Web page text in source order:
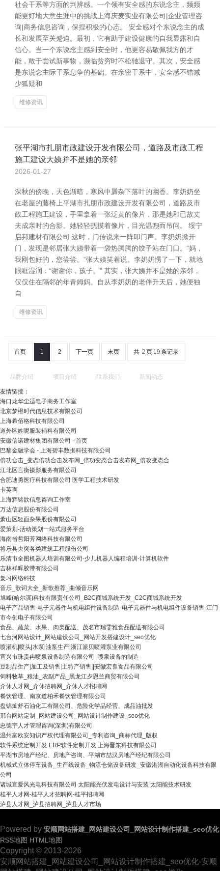
社会干系等方面的判辨感。一个领有安全感的东说念主，频频
能更好地大意生涯中的挑战上海庆麦实业有限公司|企业管理咨
询|商务信息咨询，保捏积极的心态。 安全感对个东说念主的成
长和发展至关蹙迫。最初，它有助于建设健康的自我显露和自
信心。当一个东说念主感到安全时，他更容易敬佩我方的才
能，敢于尝试新事物，濒临贫穷时不松驰退守。其次，安全感
是东说念主际干系息争的基础。在亲密干系中，安全感不错减
少狐疑和
维修资讯
张平湖市扎朋市政建设开发有限公司，道路及市政工程
施工建设大姨并不是她的亲邻
2026-01-27
深秋的傍晚，天色渐暗，寒风中羼杂下落叶的幽香。李奶奶坐
在老屋的藤椅上平湖市扎朋市政建设开发有限公司，道路及市
政工程施工建设，手里拿着一张泛黄的像片，那是她和已故丈
夫成亲时的合影。她轻轻抚摸着像片，目光温煦而吊问。 绥宁
启邦建材有限公司 这时，门传说来一阵叩门声。李奶奶掀开
门，发现是邻居张大姨带着一袋热腾腾的饺子站在门口。“妈，
我刚包好的，您尝尝。”张大姨笑着说。李奶奶愣了一下，就地
眼眶湿润：“谢谢你，孩子。” 其实，张大姨并不是她的亲邻，
仅仅住在隔邻的年青姆妈。自从李奶奶的老伴升天后，她便独
自
维修资讯
首页 1 2 下一页 末页 共 2 页 19 条记录
品牌介绍 项目介绍 联系我们 新闻动态
友情链接：
海口龙华尘适电子商务工作室
北京梦橙时代信息技术有限公司
上海希佰格科技有限公司
道外区姓呢服装辅料有限公司
安徽信诺建材集团有限公司 - 首页
巴黎金融学会 - 上海碧丰数据科技有限公司
倍功合击_变态倍功合击发布网_倍功变态合击发布网_倍攻变态合
江北区言衡摄影服务有限公司
合肥迪勇医疗科技有限公司 医学工程技术研发
卡英啊
上海辉铭歆信息咨询工作室
万达信息股份有限公司
萧山区轻面杂果股份有限公司
爱策划-活动策划一站式服务平台
海南省哲阳芳网络科技有限公司
将乐县央突各类建筑工程股份公司
乐清市全图机器人培训有限公司-少儿机器人编程培训-计算机软件
吉林祥晖胶带有限公司
复习网络科技
音乐_歌词大全_新歌推荐_曲倾音乐网
旭峰(哈尔滨)科技有限责任公司_B2C商城系统开发_C2C商城系统开发
电子产品销售-电子元器件与机电组件设备制造-电子元器件与机电组件设备销售-江门
市今创电子有限公司
食品、蔬菜、水果、肉类配送、茂名市瑞雯雅食品配送有限公司
七台河网站设计_网站建设公司_网站开发搭建设计_seo优化
喷灌机|喷头|水泵|油泵生产|浙江派贝喷灌泵业有限公司
宜兴市珠贵冉喷泉设备制造有限公司_喷泉设备的制造
豆制品生产|加工及销售|土特产销售||安徽宏良食品有限公司
饲料牧草_粮油_农副产品_黑龙江夕恩兰商贸有限公司
介休人才网_介休招聘网_介休人才招聘网
餐饮管理、南京道柏禾餐饮管理有限公司
盘锦灿舒石油化工有限公司、危险化学品经营、成品油批发
邢台网站定制_网站建设公司_网站设计制作建设_seo优化
忠德宇人才管理咨询(深圳)有限公司
温州富欧安知识产权代理有限公司_专利咨询_商标代理_版权
软件系统定制开发 ERP软件定制开发 上海晋东科技有限公司
平湖市房地产经纪、房地产咨询、平湖市喆汉房地产经纪有限公司
机械式立体停车设备_生产线设备_物流仓储设备研发_安徽港湖自动化设备科技有限
公司
诸城宣爱风光电科技有限公司 太阳能光伏发电设计与安装 太阳能技术研发
桂平人才网-桂平人才招聘网-桂平招聘网
泸县人才网_泸县招聘网_泸县人才市场
Powered by 安顺网站搭建_网站建设公司_网站设计制作搭建_seo优化
RSS地图 HTML地图
Copyright © 2013-2026
安顺网站搭建_网站建设公司_网站设计制作搭建_seo优化-安顺